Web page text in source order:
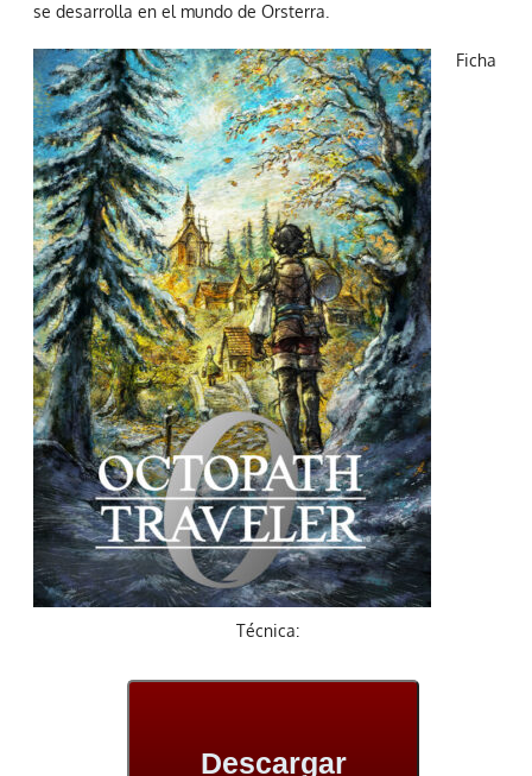
se desarrolla en el mundo de Orsterra.
Ficha
Técnica:
Descargar